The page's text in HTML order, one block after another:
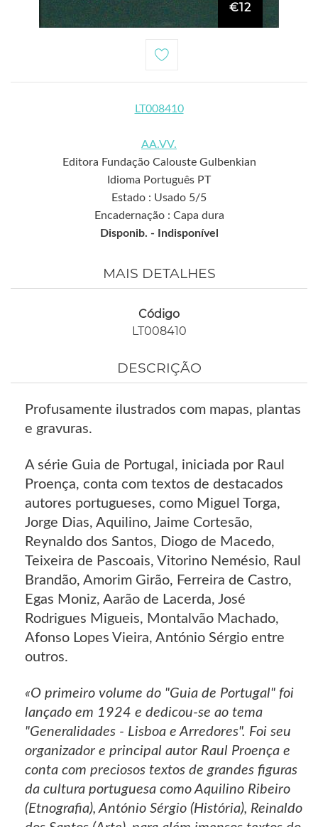
€12
LT008410
AA.VV.
Editora Fundação Calouste Gulbenkian
Idioma Português PT
Estado : Usado 5/5
Encadernação : Capa dura
Disponib. -
Indisponível
MAIS DETALHES
Código
LT008410
DESCRIÇÃO
Profusamente ilustrados com mapas, plantas
e gravuras.
A série Guia de Portugal, iniciada por Raul
Proença, conta com textos de destacados
autores portugueses, como Miguel Torga,
Jorge Dias, Aquilino, Jaime Cortesão,
Reynaldo dos Santos, Diogo de Macedo,
Teixeira de Pascoais, Vitorino Nemésio, Raul
Brandão, Amorim Girão, Ferreira de Castro,
Egas Moniz, Aarão de Lacerda, José
Rodrigues Migueis, Montalvão Machado,
Afonso Lopes Vieira, António Sérgio entre
outros.
«O primeiro volume do "Guia de Portugal" foi
lançado em 1924 e dedicou-se ao tema
"Generalidades - Lisboa e Arredores". Foi seu
organizador e principal autor Raul Proença e
conta com preciosos textos de grandes figuras
da cultura portuguesa como Aquilino Ribeiro
(Etnografia), António Sérgio (História), Reinaldo